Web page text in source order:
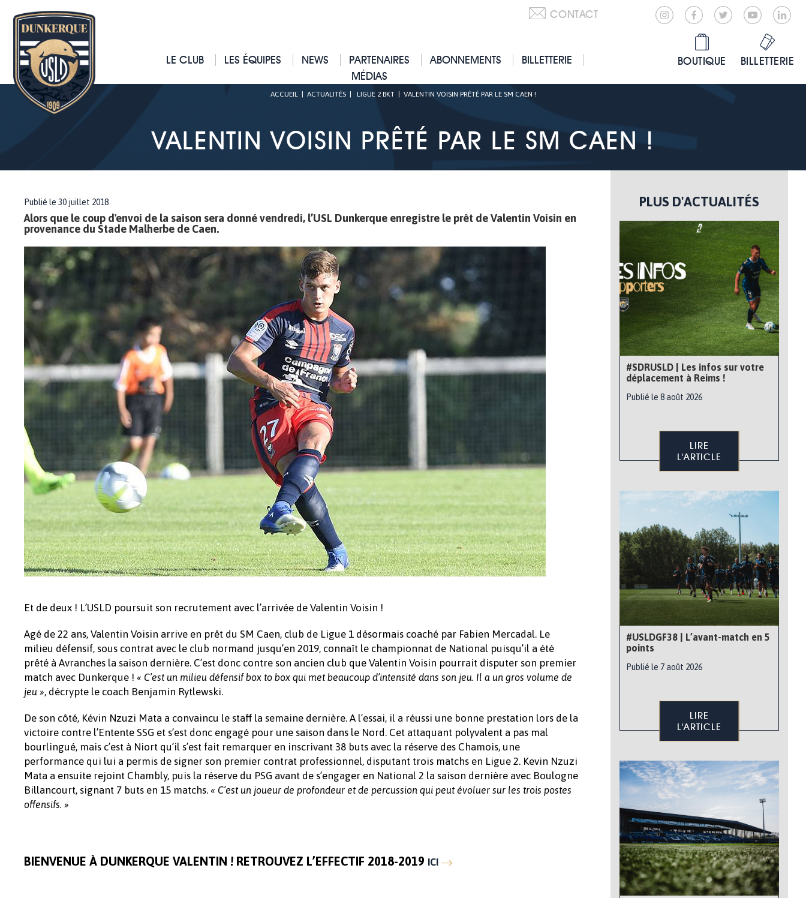
CONTACT
LE CLUB LES ÉQUIPES NEWS PARTENAIRES ABONNEMENTS
BILLETTERIE
MÉDIAS
BOUTIQUE BILLETTERIE
ACCUEIL| ACTUALITÉS| LIGUE 2 BKT| VALENTIN VOISIN PRÊTÉ PAR LE SM CAEN !
VALENTIN VOISIN PRÊTÉ PAR LE SM CAEN !
Publié le 30 juillet 2018
Alors que le coup d'envoi de la saison sera donné vendredi, l’USL Dunkerque enregistre le prêt de Valentin Voisin en
provenance du Stade Malherbe de Caen.
Et de deux ! L’USLD poursuit son recrutement avec l’arrivée de Valentin Voisin !
Agé de 22 ans, Valentin Voisin arrive en prêt du SM Caen, club de Ligue 1 désormais coaché par Fabien Mercadal. Le
milieu défensif, sous contrat avec le club normand jusqu’en 2019, connaît le championnat de National puisqu’il a été
prêté à Avranches la saison dernière. C’est donc contre son ancien club que Valentin Voisin pourrait disputer son premier
match avec Dunkerque ! « C’est un milieu défensif box to box qui met beaucoup d’intensité dans son jeu. Il a un gros volume de
jeu », décrypte le coach Benjamin Rytlewski.
De son côté, Kévin Nzuzi Mata a convaincu le staff la semaine dernière. A l’essai, il a réussi une bonne prestation lors de la
victoire contre l’Entente SSG et s’est donc engagé pour une saison dans le Nord. Cet attaquant polyvalent a pas mal
bourlingué, mais c’est à Niort qu’il s’est fait remarquer en inscrivant 38 buts avec la réserve des Chamois, une
performance qui lui a permis de signer son premier contrat professionnel, disputant trois matchs en Ligue 2. Kevin Nzuzi
Mata a ensuite rejoint Chambly, puis la réserve du PSG avant de s’engager en National 2 la saison dernière avec Boulogne
Billancourt, signant 7 buts en 15 matchs. « C’est un joueur de profondeur et de percussion qui peut évoluer sur les trois postes
offensifs. »
BIENVENUE À DUNKERQUE VALENTIN ! RETROUVEZ L’EFFECTIF 2018-2019 ICI
PLUS D'ACTUALITÉS
#SDRUSLD | Les infos sur votre
déplacement à Reims !
Publié le 8 août 2026
LIRE
L'ARTICLE
#USLDGF38 | L’avant-match en 5
points
Publié le 7 août 2026
LIRE
L'ARTICLE